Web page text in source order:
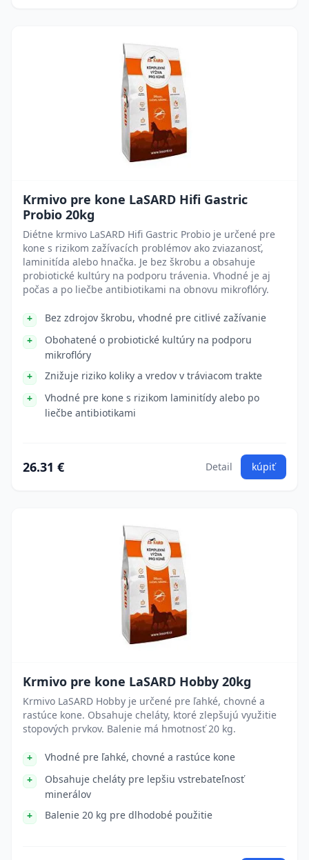
Krmivo pre kone LaSARD Hifi Gastric
Probio 20kg
Diétne krmivo LaSARD Hifi Gastric Probio je určené pre
kone s rizikom zažívacích problémov ako zviazanosť,
laminitída alebo hnačka. Je bez škrobu a obsahuje
probiotické kultúry na podporu trávenia. Vhodné je aj
počas a po liečbe antibiotikami na obnovu mikroflóry.
Bez zdrojov škrobu, vhodné pre citlivé zažívanie
Obohatené o probiotické kultúry na podporu
mikroflóry
Znižuje riziko koliky a vredov v tráviacom trakte
Vhodné pre kone s rizikom laminitídy alebo po
liečbe antibiotikami
26.31 € Detail kúpiť
Krmivo pre kone LaSARD Hobby 20kg
Krmivo LaSARD Hobby je určené pre ľahké, chovné a
rastúce kone. Obsahuje cheláty, ktoré zlepšujú využitie
stopových prvkov. Balenie má hmotnosť 20 kg.
Vhodné pre ľahké, chovné a rastúce kone
Obsahuje cheláty pre lepšiu vstrebateľnosť
minerálov
Balenie 20 kg pre dlhodobé použitie